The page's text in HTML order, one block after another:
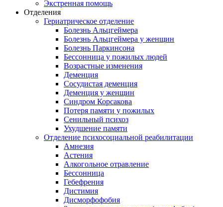
Экстренная помощь
Отделения
Гериатрическое отделение
Болезнь Альцгеймера
Болезнь Альцгеймера у женщин
Болезнь Паркинсона
Бессонница у пожилых людей
Возрастные изменения
Деменция
Сосудистая деменция
Деменция у женщин
Синдром Корсакова
Потеря памяти у пожилых
Сенильный психоз
Ухудшение памяти
Отделение психосоциальной реабилитации
Амнезия
Астения
Алкогольное отравление
Бессонница
Гебефрения
Дистимия
Дисморфофобия